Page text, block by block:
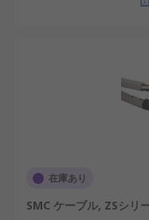
在庫あり
SMC ケーブル, ZSシリ